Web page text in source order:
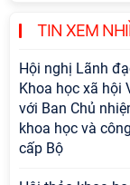
TIN XEM
sự nghiệp xây
Hội nghị Lãnh
Khoa học xã hội
với Ban Chủ
khoa học và
cấp Bộ